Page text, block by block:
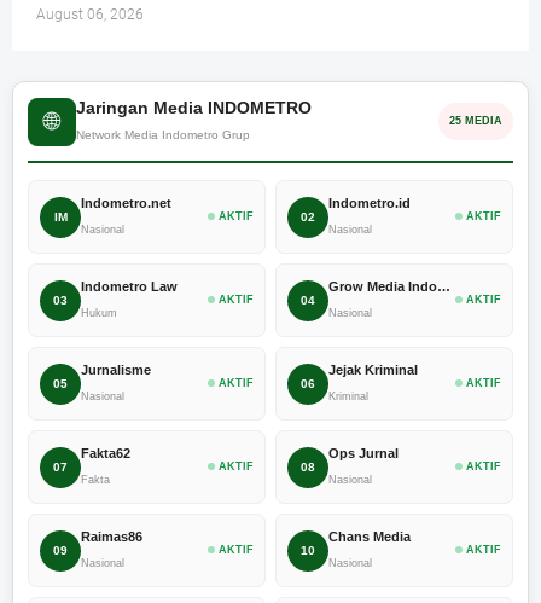
August 06, 2026
🌐
Jaringan Media INDOMETRO
Network Media Indometro Grup
25 MEDIA
IM
Indometro.net
Nasional
AKTIF 02
Indometro.id
Nasional
AKTIF
03
Indometro Law
Hukum
AKTIF 04
Grow Media Indonesia
Nasional
AKTIF
05
Jurnalisme
Nasional
AKTIF 06
Jejak Kriminal
Kriminal
AKTIF
07
Fakta62
Fakta
AKTIF 08
Ops Jurnal
Nasional
AKTIF
09
Raimas86
Nasional
AKTIF 10
Chans Media
Nasional
AKTIF